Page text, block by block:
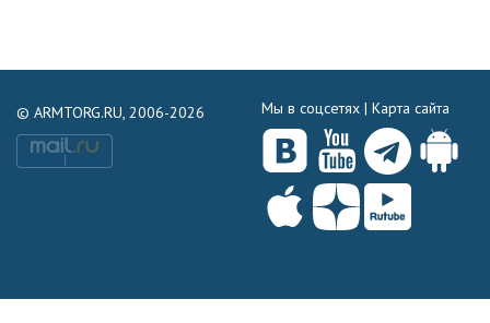
© ARMTORG.RU, 2006-2026 Мы в соцсетях | Карта сайта